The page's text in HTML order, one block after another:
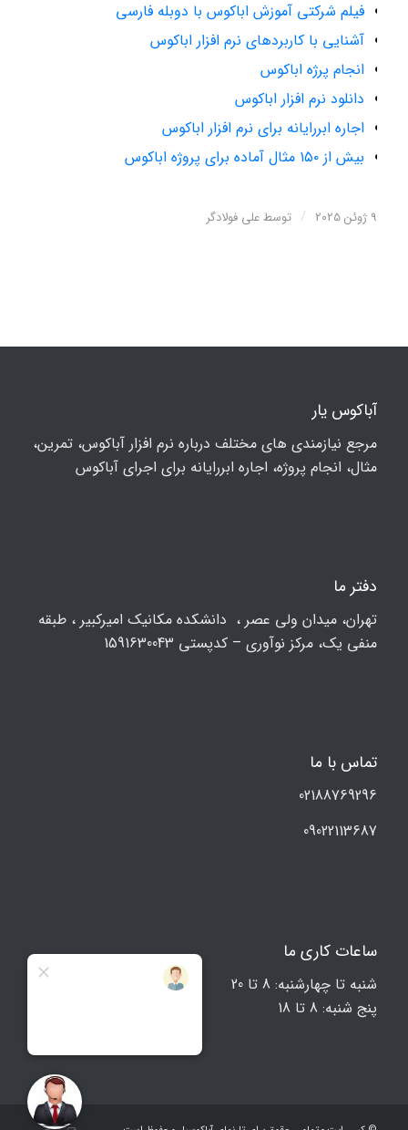
فیلم شرکتی آموزش اباکوس با دوبله فارسی
آشنایی با کاربردهای نرم افزار اباکوس
انجام پرژه اباکوس
دانلود نرم افزار اباکوس
اجاره ابررایانه برای نرم افزار اباکوس
بیش از ۱۵۰ مثال آماده برای پروژه اباکوس
9 ژوئن 2025 / توسطعلی فولادگر
آباکوس یار
مرجع نیازمندی های مختلف درباره نرم افزار آباکوس، تمرین،
مثال، انجام پروژه، اجاره ابررایانه برای اجرای آباکوس
دفتر ما
تهران، ميدان ولي عصر ، دانشکده مكانيك امیرکبیر ، طبقه
منفی یک، مرکز نوآوری – کدپستی 1591630043
تماس با ما
02188769296
09022113687
ساعات کاری ما
شنبه تا چهارشنبه: 8 تا 20
پنج شنبه: 8 تا 18